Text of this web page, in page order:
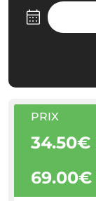
PRIX
34.50€
69.00€